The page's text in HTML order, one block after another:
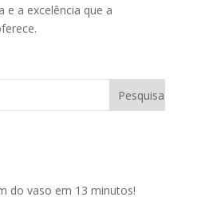
e a excelência que a
do vaso em 13 minutos!